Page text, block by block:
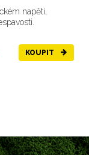
napětí,
KOUPIT